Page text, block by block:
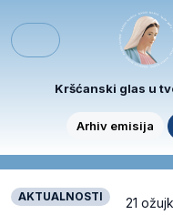
Menu
Kršćanski glas u
Arhiv emisija
AKTUALNOSTI 21